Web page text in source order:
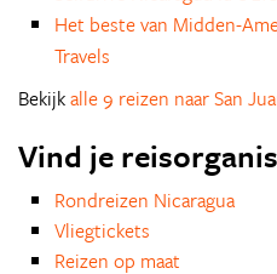
Het beste van Midden-
Travels
Bekijkalle 9 reizen naar San
Vind je
Rondreizen Nicaragua
Vliegtickets
Reizen op maat